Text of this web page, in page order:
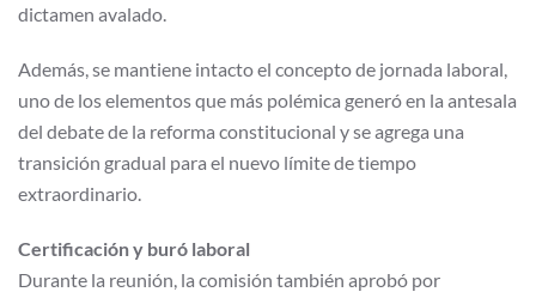
dictamen avalado.
Además, se mantiene intacto el concepto de jornada laboral,
uno de los elementos que más polémica generó en la antesala
del debate de la reforma constitucional y se agrega una
transición gradual para el nuevo límite de tiempo
extraordinario.
Certificación y buró laboral
Durante la reunión, la comisión también aprobó por